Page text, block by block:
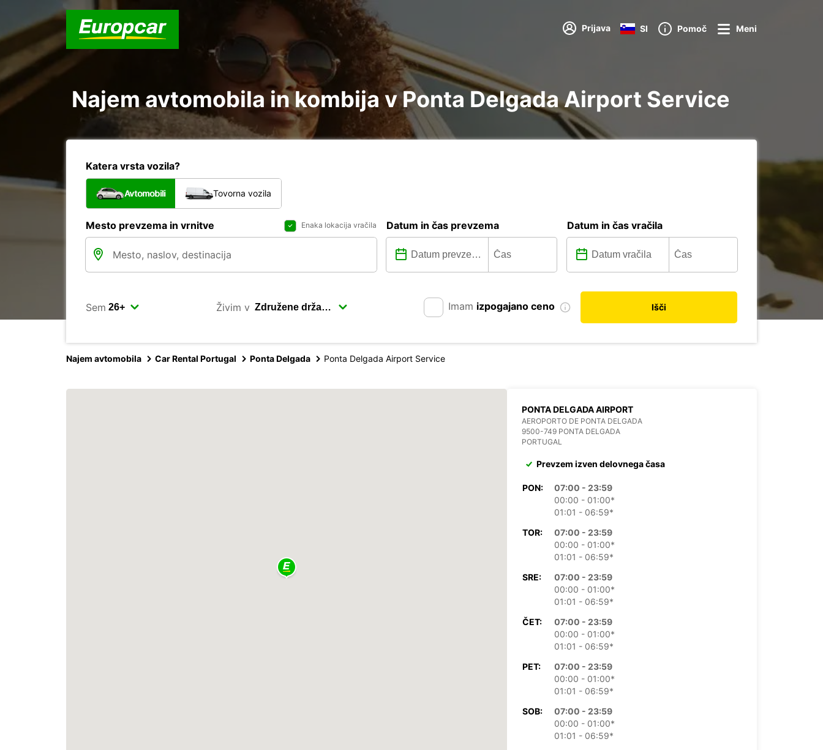
Prijava SI Pomoč Meni
Najem avtomobila in kombija v Ponta Delgada Airport Service
Katera vrsta vozila?
Avtomobili Tovorna vozila
Mesto prevzema in vrnitve Enaka lokacija vračila Datum in čas prevzema Datum in čas vračila
Sem Živim v Imam izpogajano ceno Išči
Najem avtomobila Car Rental Portugal Ponta Delgada Ponta Delgada Airport Service
PONTA DELGADA AIRPORT
AEROPORTO DE PONTA DELGADA
9500-749 PONTA DELGADA
PORTUGAL
Prevzem izven delovnega časa
PON:
07:00 - 23:59
00:00 - 01:00*
01:01 - 06:59*
TOR:
07:00 - 23:59
00:00 - 01:00*
01:01 - 06:59*
SRE:
07:00 - 23:59
00:00 - 01:00*
01:01 - 06:59*
ČET:
07:00 - 23:59
00:00 - 01:00*
01:01 - 06:59*
PET:
07:00 - 23:59
00:00 - 01:00*
01:01 - 06:59*
SOB:
07:00 - 23:59
00:00 - 01:00*
01:01 - 06:59*